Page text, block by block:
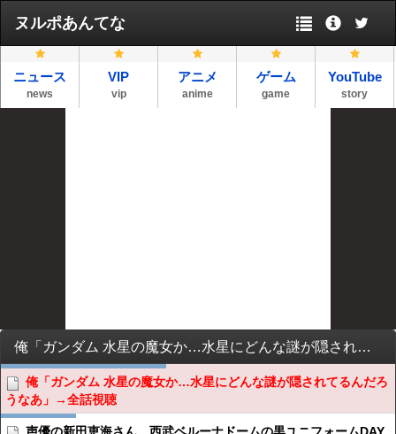
ヌルポあんてな
ニュース
news
VIP
vip
アニメ
anime
ゲーム
game
YouTube
story
俺「ガンダム 水星の魔女か…水星にどんな謎が隠されてるんだろうなあ」→全話視聴
俺「ガンダム 水星の魔女か…水星にどんな謎が隠されてるんだろ
うなあ」→全話視聴